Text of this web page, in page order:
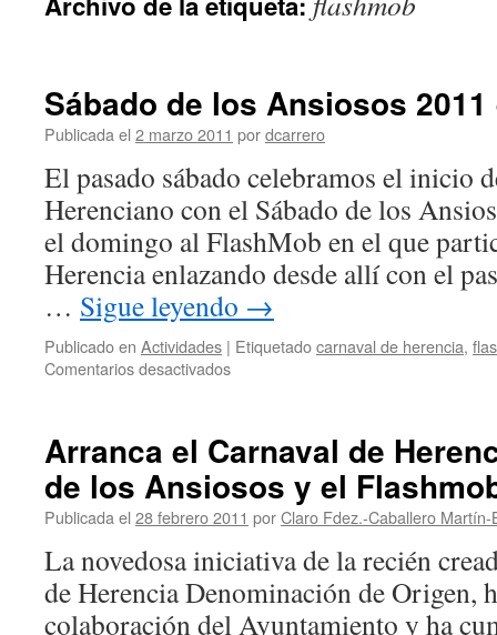
Sábado de los Ansiosos
Publicada el 2 marzo 2011 pordcarrero
El pasado sábado celebramos el inicio
Herenciano con el Sábado de los
el domingo al FlashMob en el que
Herencia enlazando desde allí con el
… Sigue leyendo →
Publicado en Actividades | Etiquetadocarnaval de herencia,
Comentarios desactivadosen
Ansiosos
2011
en
televisión
Arranca el Carnaval de
de los Ansiosos y el
Publicada el 28 febrero 2011 porClaro Fdez.-Caballero Martín-
La novedosa iniciativa de la recién
de Herencia Denominación de Origen,
colaboración del Ayuntamiento y ha